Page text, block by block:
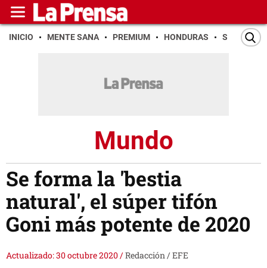
INICIO MENTE SANA PREMIUM HONDURAS SAN PEDRO
Mundo
Se forma la 'bestia
natural', el súper tifón
Goni más potente de 2020
Actualizado: 30 octubre 2020/Redacción / EFE